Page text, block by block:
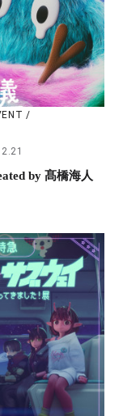
/
by 髙橋海人